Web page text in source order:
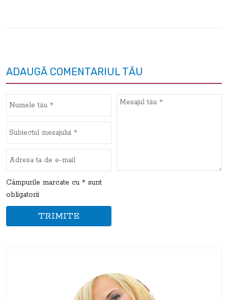
ADAUGĂ COMENTARIUL TĂU
Câmpurile marcate cu * sunt
obligatorii
TRIMITE